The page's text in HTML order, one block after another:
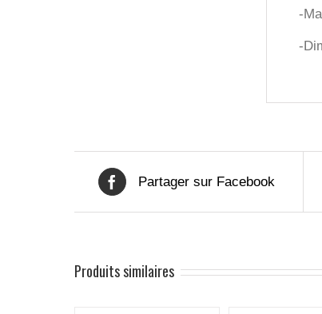
-
-
Partager sur Facebook
Produits similaires